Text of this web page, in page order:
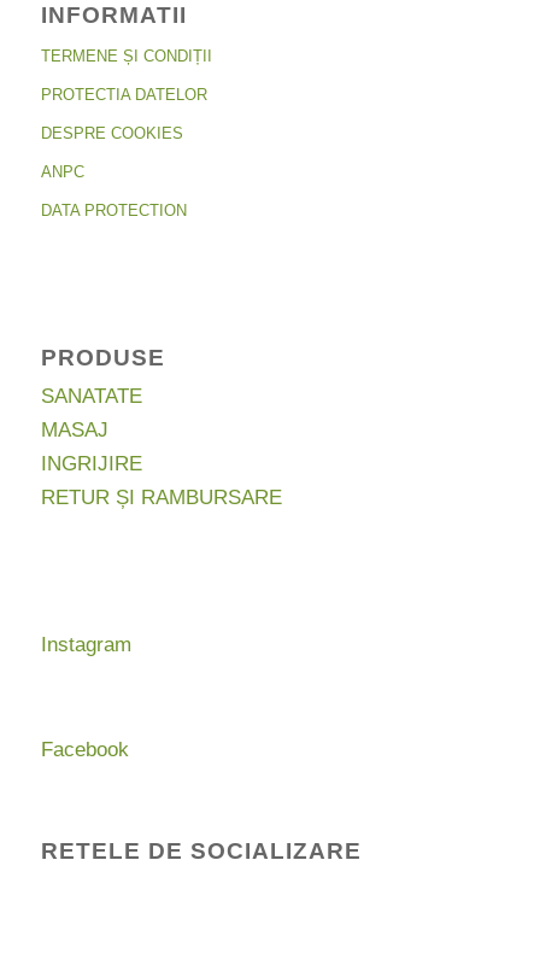
INFORMATII
TERMENE ȘI CONDIȚII
PROTECTIA DATELOR
DESPRE COOKIES
ANPC
DATA PROTECTION
PRODUSE
SANATATE
MASAJ
INGRIJIRE
RETUR ȘI RAMBURSARE
Instagram
Facebook
RETELE DE SOCIALIZARE